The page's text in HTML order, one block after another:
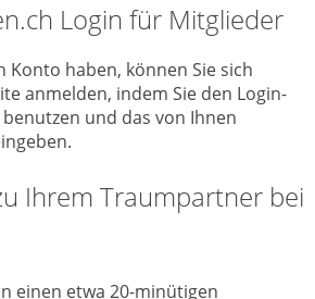
Login für Mitglieder
Konto haben, können Sie sich
anmelden, indem Sie den Login-
und das von Ihnen
Ihrem Traumpartner bei
einen etwa 20-minütigen